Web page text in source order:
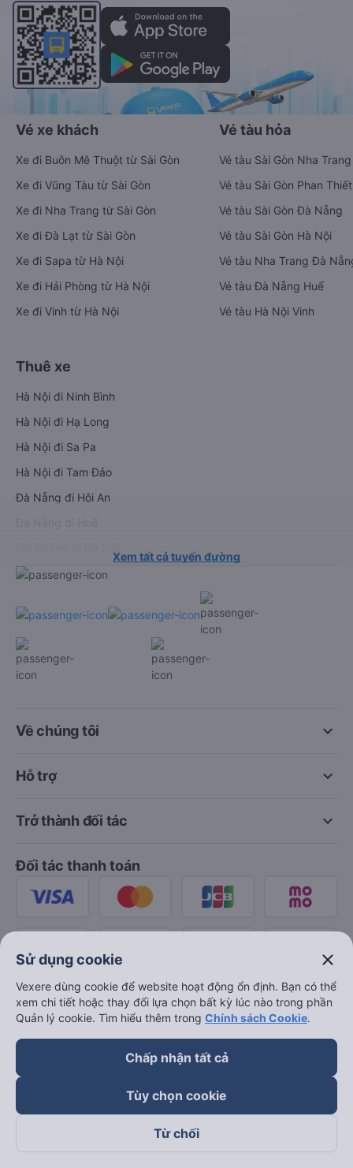
Vé xe khách
Xe đi Buôn Mê Thuột từ Sài Gòn
Xe đi Vũng Tàu từ Sài Gòn
Xe đi Nha Trang từ Sài Gòn
Xe đi Đà Lạt từ Sài Gòn
Xe đi Sapa từ Hà Nội
Xe đi Hải Phòng từ Hà Nội
Xe đi Vinh từ Hà Nội
Vé tàu hỏa
Vé tàu Sài Gòn Nha Trang
Vé tàu Sài Gòn Phan Thiết
Vé tàu Sài Gòn Đà Nẵng
Vé tàu Sài Gòn Hà Nội
Vé tàu Nha Trang Đà
Vé tàu Đà Nẵng Huế
Vé tàu Hà Nội Vinh
Thuê xe
Hà Nội đi Ninh Bình
Hà Nội đi Hạ Long
Hà Nội đi Sa Pa
Hà Nội đi Tam Đảo
Đà Nẵng đi Hội An
Xem tất cả tuyến đường
keyboard_arrow_down
Về chúng tôi
keyboard_arrow_down
Hỗ trợ
keyboard_arrow_down
Trở thành đối tác
Đối tác thanh toán
Sử dụng cookie close
Vexere dùng cookie để website hoạt động ổn định. Bạn có thể
xem chi tiết hoặc thay đổi lựa chọn bất kỳ lúc nào trong phần
Quản lý cookie. Tìm hiểu thêm trong Chính sách Cookie.
Chấp nhận tất cả
Tùy chọn cookie
Từ chối